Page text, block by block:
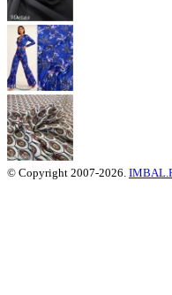
© Copyright 2007-2026.